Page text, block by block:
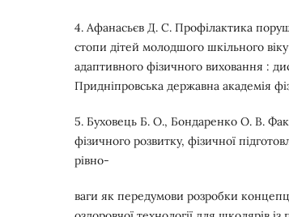
4. Афанасьєв Д. С. Профілактика
стопи дітей молодшого шкільного
адаптивного фізичного виховання :
Придніпровська державна академія
5. Буховець Б. О., Бондаренко О. В.
фізичного розвитку, фізичної
рівно-
ваги як передумови розробки